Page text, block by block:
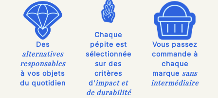
Des
alternatives
responsables
à vos objets
du quotidien
Chaque
pépite est
sélectionnée
sur des
critères
d'impact et
de durabilité
Vous passez
commande à
chaque
marque sans
intermédiaire